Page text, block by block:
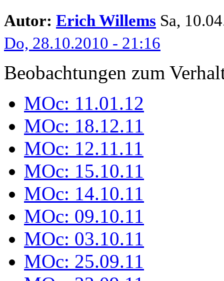
Autor: Erich Willems Sa,
Do, 28.10.2010 - 21:16
Beobachtungen zum
MOc: 11.01.12
MOc: 18.12.11
MOc: 12.11.11
MOc: 15.10.11
MOc: 14.10.11
MOc: 09.10.11
MOc: 03.10.11
MOc: 25.09.11